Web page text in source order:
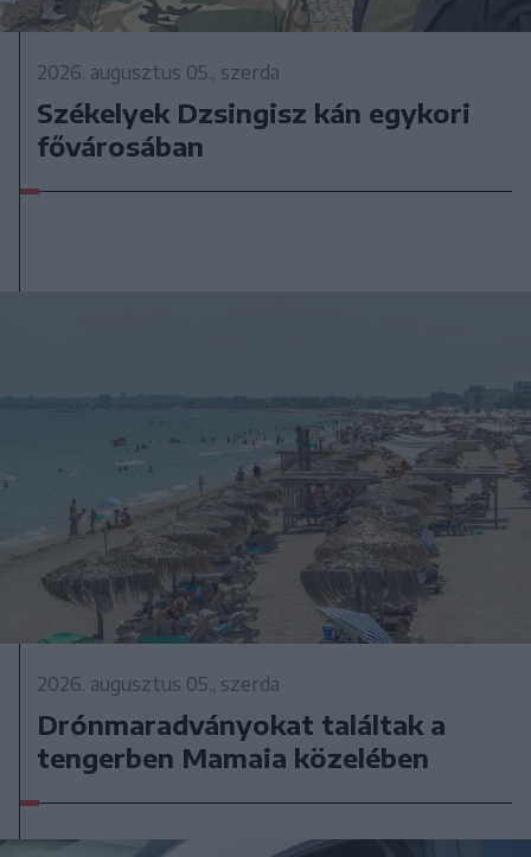
2026. augusztus 05., szerda
Székelyek Dzsingisz kán egykori
fővárosában
2026. augusztus 05., szerda
Drónmaradványokat találtak a
tengerben Mamaia közelében